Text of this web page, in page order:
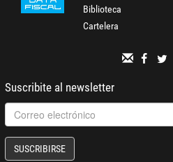
Biblioteca
Cartelera
Suscribite al newsletter
SUSCRIBIRSE